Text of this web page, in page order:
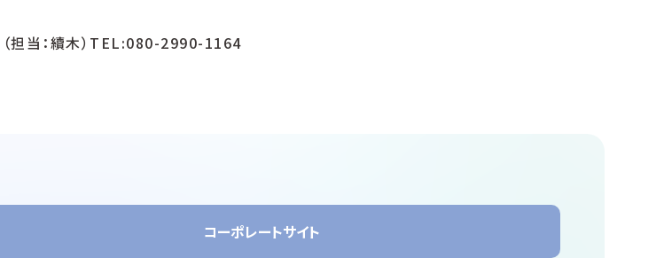
担当：續木）TEL:080-2990-1164
コーポレートサイト